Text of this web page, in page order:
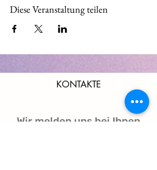
Diese Veranstaltung teilen
KONTAKTE
Wir melden uns bei Ihnen